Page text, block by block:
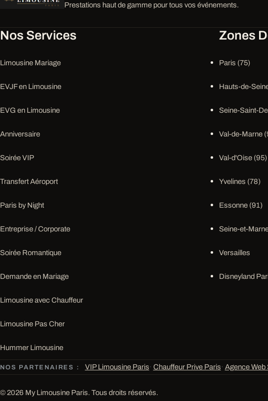
Prestations haut de gamme pour tous vos événements.
Nos Services
Limousine Mariage
EVJF en Limousine
EVG en Limousine
Anniversaire
Soirée VIP
Transfert Aéroport
Paris by Night
Entreprise / Corporate
Soirée Romantique
Demande en Mariage
Limousine avec Chauffeur
Limousine Pas Cher
Hummer Limousine
Zones
Paris (75)
Hauts-de-
Seine-Saint-
Val-de-Marne
Val-d'Oise (95)
Yvelines (78)
Essonne (91)
Seine-et-
Versailles
Disneyland
NOS PARTENAIRES : VIP Limousine Paris· Chauffeur Prive Paris· Agence Web
© 2026 My Limousine Paris. Tous droits réservés.